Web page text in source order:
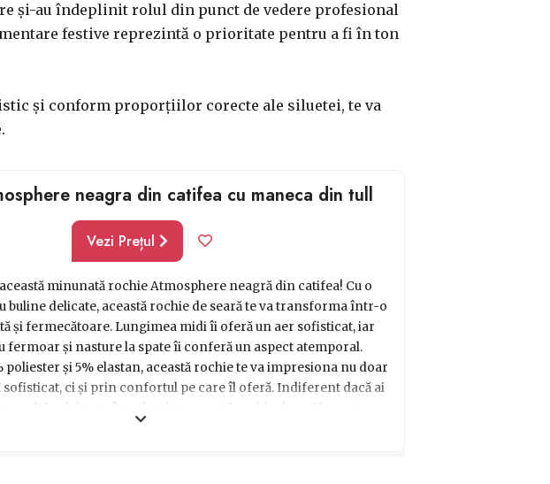
și-au îndeplinit rolul din punct de vedere profesional
festive reprezintă o prioritate pentru a fi în ton
și conform proporțiilor corecte ale siluetei, te va
neagra din catifea cu maneca din tull
Vezi Prețul
minunată rochie Atmosphere neagră din catifea! Cu o
buline delicate, această rochie de seară te va transforma într-o
și fermecătoare. Lungimea midi îi oferă un aer sofisticat, iar
fermoar și nasture la spate îi conferă un aspect atemporal.
poliester și 5% elastan, această rochie te va impresiona nu doar
sofisticat, ci și prin confortul pe care îl oferă. Indiferent dacă ai
o altă celebrare în calendar, această rochie de catifea este